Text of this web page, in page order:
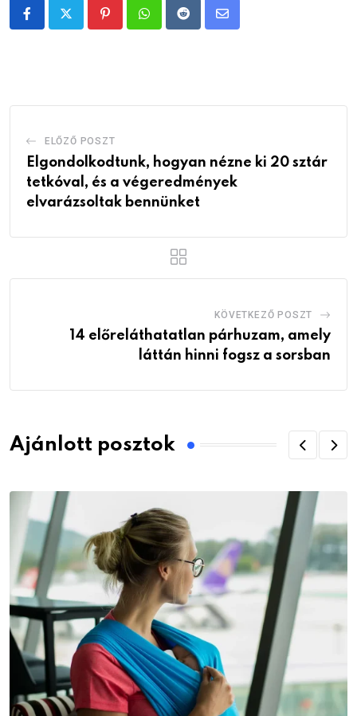
PinterestWhatsappRedditShare
ELŐZŐ POSZT
Elgondolkodtunk, hogyan nézne ki 20 sztár
tetkóval, és a végeredmények
elvarázsoltak bennünket
KÖVETKEZŐ POSZT
14 előreláthatatlan párhuzam, amely
láttán hinni fogsz a sorsban
Ajánlott posztok